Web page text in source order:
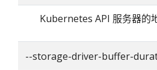
Kubernetes API 服务器的
--storage-driver-buffer-